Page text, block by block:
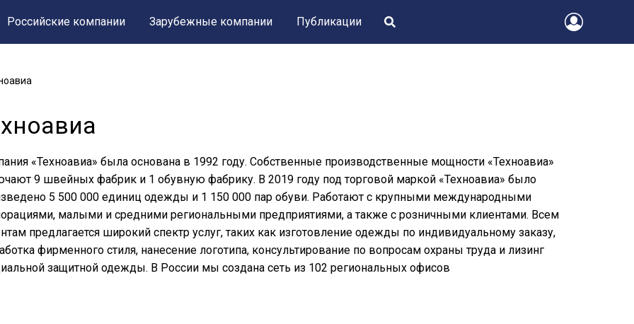
Российские компании Зарубежные компании Публикации
«Техноавиа» была основана в 1992 году. Собственные производственные мощности «Техноавиа»
9 швейных фабрик и 1 обувную фабрику. В 2019 году под торговой маркой «Техноавиа» было
5 500 000 единиц одежды и 1 150 000 пар обуви. Работают с крупными международными
малыми и средними региональными предприятиями, а также с розничными клиентами. Всем
предлагается широкий спектр услуг, таких как изготовление одежды по индивидуальному заказу,
фирменного стиля, нанесение логотипа, консультирование по вопросам охраны труда и лизинг
защитной одежды. В России мы создана сеть из 102 региональных офисов